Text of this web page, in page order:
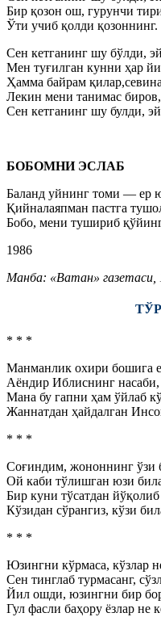
Бир қозон ош, гурунчи
Ўти учиб қолди қозоннинг.
Сен кетганинг шу бўлди,
Мен туғилган кунни ҳар
Ҳамма байрам
Лекин мени танимас биров,
Сен кетганинг шу булди, эй
БОБОМНИ ЭСЛАБ
Баланд уйнинг томи — ер
Қийналаяпман пастга
Бобо, мени тушириб
1986
Манба: «Ватан» газетаси,
* * *
Манманлик охири бошига
Аёндир Иблиснинг насаби,
Мана бу гапни ҳам ўйлаб
Жаннатдан ҳайдалган
* * *
Соғиндим, жононнинг ўзи
Ой каби тўлишган юзи
Бир куни тўсатдан
Кўзидан сўрангиз, кўзи
* * *
Юзингни кўрмаса, кўзлар
Сен тинглаб турмасанг,
Йил ошди, юзингни бир
Гул фасли баҳору ёзлар не